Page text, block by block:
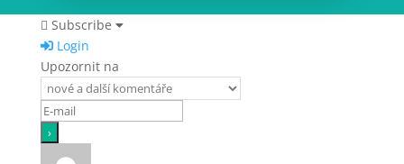
Subscribe
Login
Upozornit na